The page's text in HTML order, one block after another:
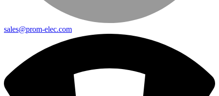
sales@prom-elec.com